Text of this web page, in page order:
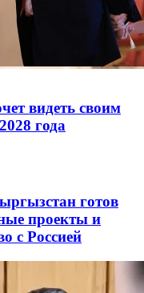
видеть своим
года
готов
проекты и
с Россией